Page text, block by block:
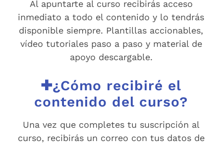
Al apuntarte al curso recibirás acceso
inmediato a todo el contenido y lo tendrás
disponible siempre. Plantillas accionables,
vídeo tutoriales paso a paso y material de
apoyo descargable.
✚¿Cómo recibiré el
contenido del curso?
Una vez que completes tu suscripción al
curso, recibirás un correo con tus datos de